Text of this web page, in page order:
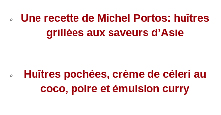
Une recette de Michel Portos: huîtres
grillées aux saveurs d’Asie
Huîtres pochées, crème de céleri au
coco, poire et émulsion curry